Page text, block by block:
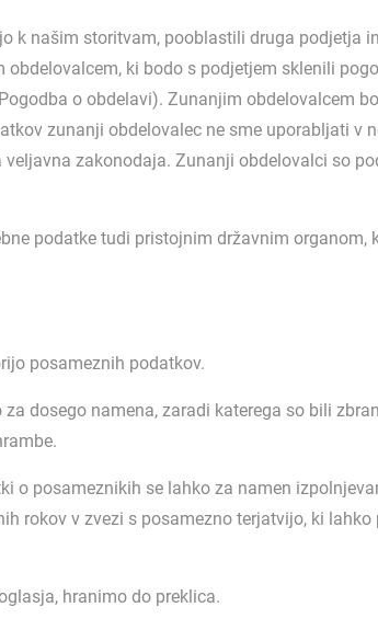
k našim storitvam, pooblastili druga podjetja
ki bodo s podjetjem sklenili
o obdelavi). Zunanjim obdelovalcem
zunanji obdelovalec ne sme uporabljati v
zakonodaja. Zunanji obdelovalci so
podatke tudi pristojnim državnim
posameznih podatkov.
dosego namena, zaradi katerega so bili
o posameznikih se lahko za namen
rokov v zvezi s posamezno terjatvijo, ki
hranimo do preklica.